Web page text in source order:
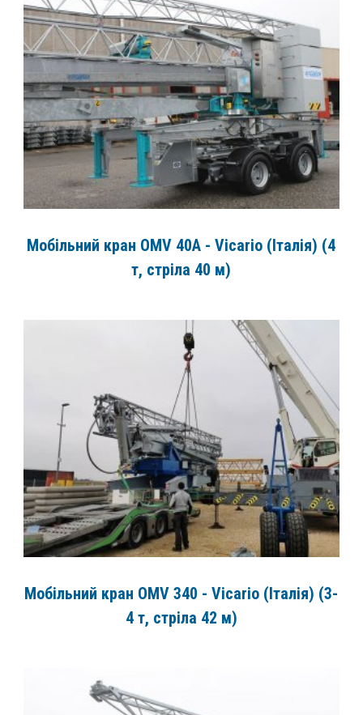
Мобільний кран OMV 40A - Vicario (Італія) (4
т, стріла 40 м)
Мобільний кран OMV 340 - Vicario (Італія) (3-
4 т, стріла 42 м)